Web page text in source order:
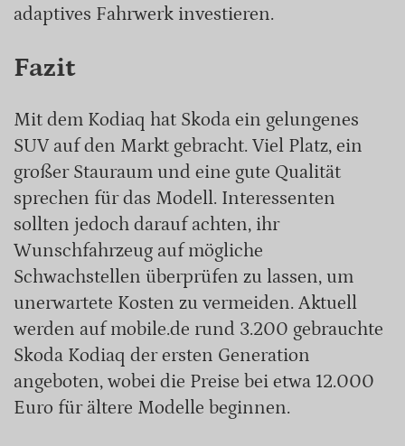
adaptives Fahrwerk investieren.
Fazit
Mit dem Kodiaq hat Skoda ein gelungenes
SUV auf den Markt gebracht. Viel Platz, ein
großer Stauraum und eine gute Qualität
sprechen für das Modell. Interessenten
sollten jedoch darauf achten, ihr
Wunschfahrzeug auf mögliche
Schwachstellen überprüfen zu lassen, um
unerwartete Kosten zu vermeiden. Aktuell
werden auf mobile.de rund 3.200 gebrauchte
Skoda Kodiaq der ersten Generation
angeboten, wobei die Preise bei etwa 12.000
Euro für ältere Modelle beginnen.